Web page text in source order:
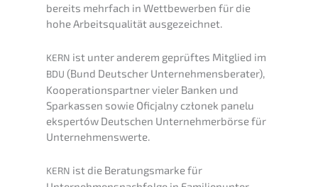
bereits mehrfach in Wettbe­wer­ben für die
hohe Arbeits­qua­li­tät ausgezeichnet.
KERN ist unter anderem geprüf­tes Mitglied im
BDU (Bund Deutscher Unter­neh­mens­be­ra­ter),
Koope­ra­ti­ons­part­ner vieler Banken und
Sparkas­sen sowie Oficjal­ny członek panelu
eksper­tów Deutschen Unter­neh­mer­bör­se für
Unternehmenswerte.
KERN ist die Beratungs­mar­ke für